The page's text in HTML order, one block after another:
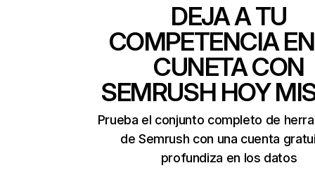
DEJA A TU
COMPETENCIA
CUNETA CON
SEMRUSH HOY
Prueba el conjunto completo de
de Semrush con una cuenta
profundiza en los datos